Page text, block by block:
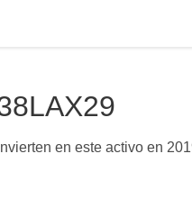
en este activo en